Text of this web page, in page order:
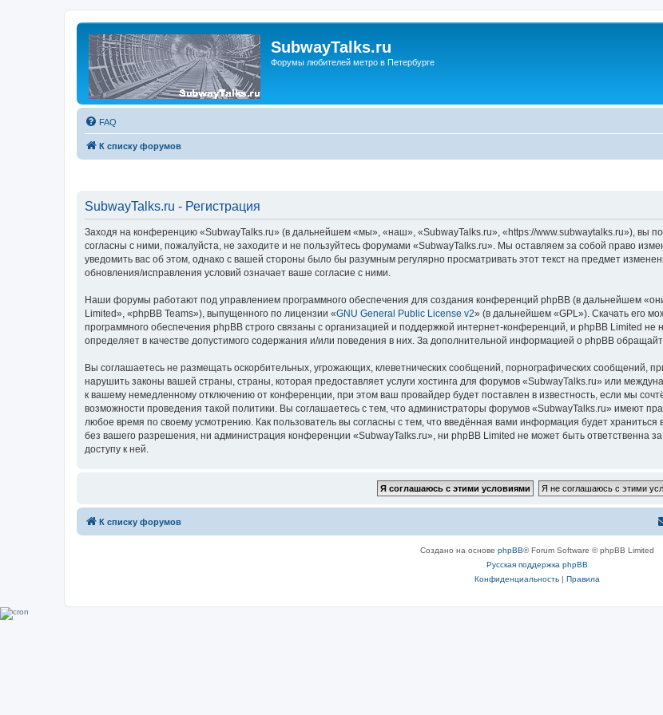
SubwayTalks.ru
Форумы любителей метро в Петербурге
FAQ
К списку форумов
SubwayTalks.ru - Регистрация
Заходя на конференцию «SubwayTalks.ru» (в дальнейшем «мы», «наш», «SubwayTalks.ru», «https://www.subwaytalks.ru»), вы
согласны с ними, пожалуйста, не заходите и не пользуйтесь форумами «SubwayTalks.ru». Мы оставляем за собой право
уведомить вас об этом, однако с вашей стороны было бы разумным регулярно просматривать этот текст на предмет
обновления/исправления условий означает ваше согласие с ними.
Наши форумы работают под управлением программного обеспечения для создания конференций phpBB (в дальнейшем
Limited», «phpBB Teams»), выпущенного по лицензии «GNU General Public License v2» (в дальнейшем «GPL»). Скачать его
программного обеспечения phpBB строго связаны с организацией и поддержкой интернет-конференций, и phpBB Limited не
определяет в качестве допустимого содержания и/или поведения в них. За дополнительной информацией о phpBB
Вы соглашаетесь не размещать оскорбительных, угрожающих, клеветнических сообщений, порнографических сообщений,
нарушить законы вашей страны, страны, которая предоставляет услуги хостинга для форумов «SubwayTalks.ru» или
к вашему немедленному отключению от конференции, при этом ваш провайдер будет поставлен в известность, если мы
возможности проведения такой политики. Вы соглашаетесь с тем, что администраторы форумов «SubwayTalks.ru» имеют
любое время по своему усмотрению. Как пользователь вы согласны с тем, что введённая вами информация будет
без вашего разрешения, ни администрация конференции «SubwayTalks.ru», ни phpBB Limited не может быть ответственна
доступу к ней.
К списку форумов
Создано на основе phpBB® Forum Software © phpBB Limited
Русская поддержка phpBB
Конфиденциальность| Правила